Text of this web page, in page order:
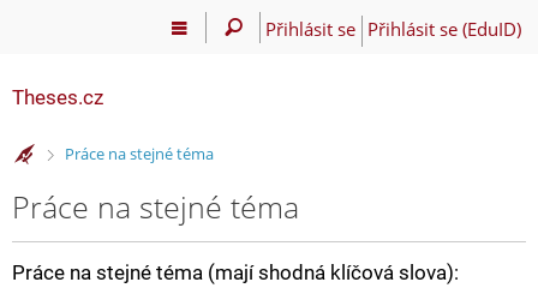
Přihlásit se Přihlásit se (EduID)
Theses.cz
>Práce na stejné téma
Práce na stejné téma
Práce na stejné téma (mají shodná klíčová slova):